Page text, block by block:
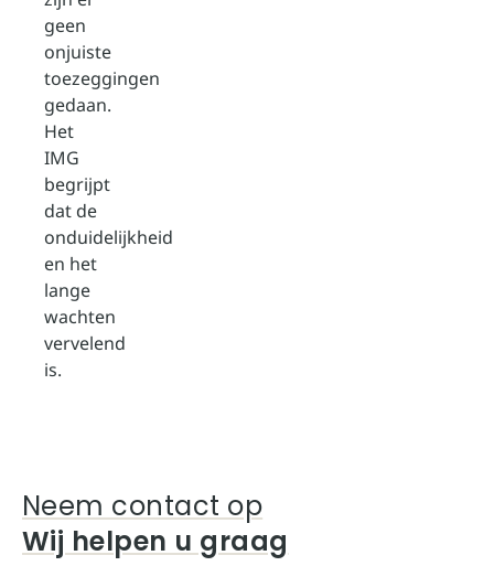
geen
onjuiste
toezeggingen
gedaan.
Het
IMG
begrijpt
dat de
onduidelijkheid
en het
lange
wachten
vervelend
is.
Neem contact op
Wij helpen u graag